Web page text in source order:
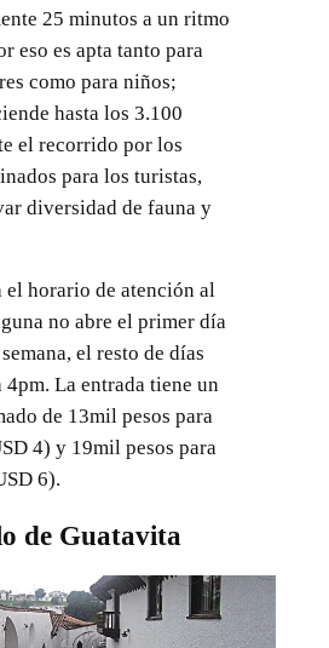
25 minutos a un ritmo
eso es apta tanto para
como para niños;
hasta los 3.100
el recorrido por los
para los turistas,
diversidad de fauna y
el horario de atención al
no abre el primer día
el resto de días
4pm. La entrada tiene un
de 13mil pesos para
4) y 19mil pesos para
6).
de Guatavita